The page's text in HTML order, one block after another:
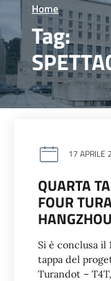
Home >
Tag:
17 APRILE
QUARTA
FOUR
HANGZHOU
Si è conclusa il
tappa del
Turandot –